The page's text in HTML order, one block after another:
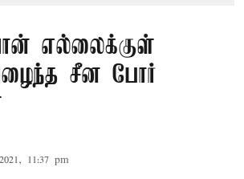
எல்லைக்குள்
சீன போர்
11:37 pm